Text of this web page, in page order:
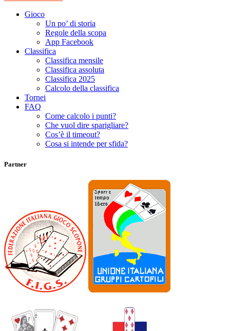
Gioco
Un po’ di storia
Regole della scopa
App Facebook
Classifica
Classifica mensile
Classifica assoluta
Classifica 2025
Calcolo della classifica
Tornei
FAQ
Come calcolo i punti?
Che vuol dire sparigliare?
Cos’è il timeout?
Cosa si intende per sfida?
Partner